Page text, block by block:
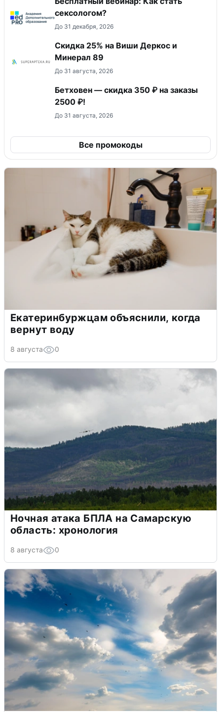
сексологом?
До 31 декабря, 2026
Скидка 25% на Виши Деркос и
Минерал 89
До 31 августа, 2026
Бетховен — скидка 350 ₽ на заказы
2500 ₽!
До 31 августа, 2026
Все промокоды
Екатеринбуржцам объяснили, когда
вернут воду
8 августа 0
Ночная атака БПЛА на Самарскую
область: хронология
8 августа 0